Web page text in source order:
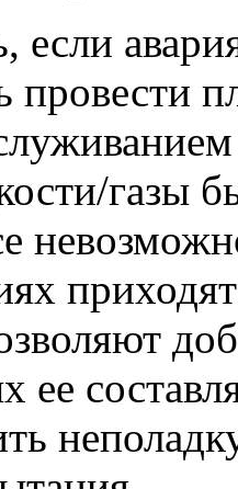
если
провести
газы
ее